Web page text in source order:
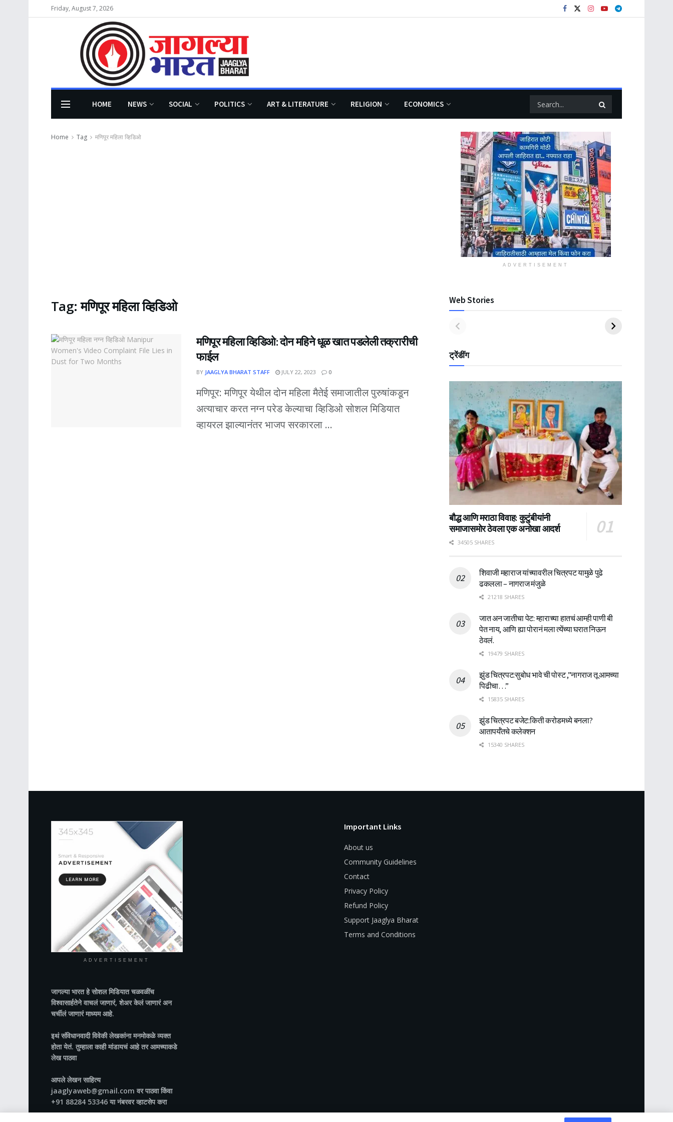
Friday, August 7, 2026
HOME NEWS SOCIAL POLITICS ART & LITERATURE RELIGION ECONOMICS
Home Tag मणिपूर महिला व्हिडिओ
Tag:मणिपूर महिला व्हिडिओ
मणिपूर महिला व्हिडिओ: दोन महिने धूळ खात पडलेली तक्रारीची
फाईल
BY JAAGLYA BHARAT STAFF JULY 22, 2023 0
मणिपूर: मणिपूर येथील दोन महिला मैतेई समाजातील पुरुषांकडून
अत्याचार करत नग्न परेड केल्याचा व्हिडिओ सोशल मिडियात
व्हायरल झाल्यानंतर भाजप सरकारला ...
ADVERTISEMENT
Web Stories
ट्रेंडींग
बौद्ध आणि मराठा विवाह: कुटुंबीयांनी
समाजासमोर ठेवला एक अनोखा आदर्श
34505 SHARES
शिवाजी महाराज यांच्यावरील चित्रपट यामुळे पुढे
ढकलला – नागराज मंजुळे
21218 SHARES
जात अन जातीचा पेट: म्हाराच्या हातचं आम्ही पाणी बी
पेत नाय, आणि ह्या पोरानं मला त्येंच्या घरात निऊन
ठेवलं.
19479 SHARES
झुंड चित्रपट:सुबोध भावे ची पोस्ट ,”नागराज तू आमच्या
पिढीचा…”
15835 SHARES
झुंड चित्रपट बजेट:किती करोडमध्ये बनला?
आतापर्यँतचे कलेक्शन
15340 SHARES
ADVERTISEMENT
जागल्या भारतहे सोशल मिडियात चळवळींच
विश्वासार्हतेने वाचलं जाणारं, शेअर केलं जाणारं अन
चर्चीलं जाणारं माध्यम आहे.
इथं संविधानवादी विवेकी लेखकांना मनमोकळे व्यक्त
होता येतं. तुम्हाला काही मांडायचं आहे तर आमच्याकडे
लेख पाठवा
आपले लेखन साहित्य
jaaglyaweb@gmail.com वर पाठवा किंवा
+91 88284 53346 या नंबरवर व्हाटसेप करा
Important Links
About us
Community Guidelines
Contact
Privacy Policy
Refund Policy
Support Jaaglya Bharat
Terms and Conditions